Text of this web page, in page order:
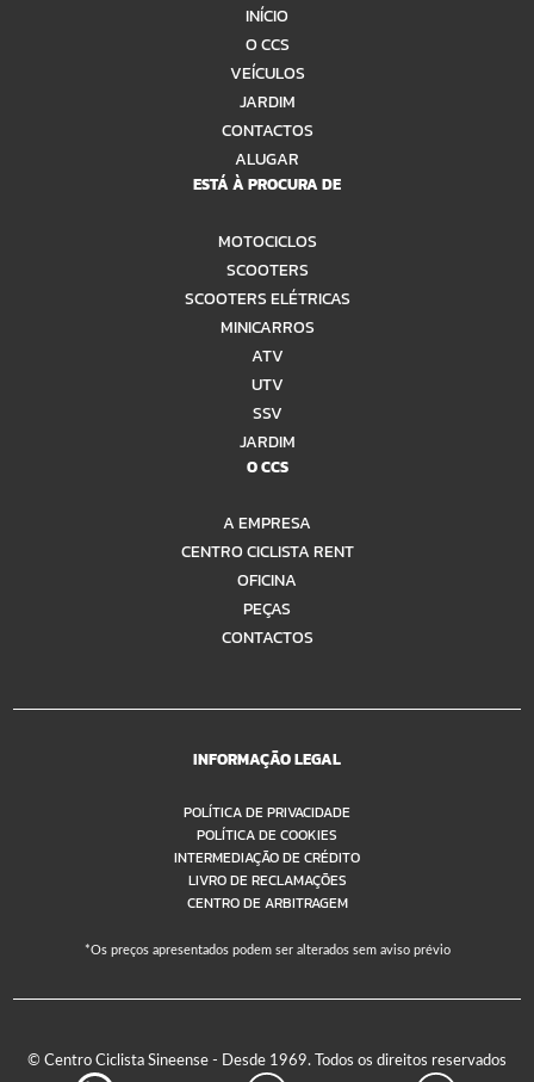
INÍCIO
O CCS
VEÍCULOS
JARDIM
CONTACTOS
ALUGAR
ESTÁ À PROCURA DE
MOTOCICLOS
SCOOTERS
SCOOTERS ELÉTRICAS
MINICARROS
ATV
UTV
SSV
JARDIM
O CCS
A EMPRESA
CENTRO CICLISTA RENT
OFICINA
PEÇAS
CONTACTOS
INFORMAÇÃO LEGAL
POLÍTICA DE PRIVACIDADE
POLÍTICA DE COOKIES
INTERMEDIAÇÃO DE CRÉDITO
LIVRO DE RECLAMAÇÕES
CENTRO DE ARBITRAGEM
*Os preços apresentados podem ser alterados sem aviso prévio
© Centro Ciclista Sineense - Desde 1969. Todos os direitos reservados